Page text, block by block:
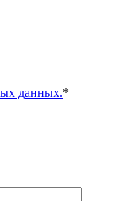
данных.*